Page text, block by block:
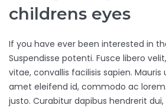
childrens eyes
If you have ever been interested in
Suspendisse potenti. Fusce libero
vitae, convallis facilisis sapien.
amet eleifend id, commodo ac
justo. Curabitur dapibus hendrerit